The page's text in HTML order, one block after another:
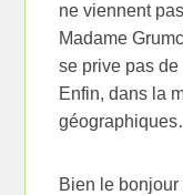
ne viennent
Madame
se prive pas
Enfin, dans la
Bien le bonjour